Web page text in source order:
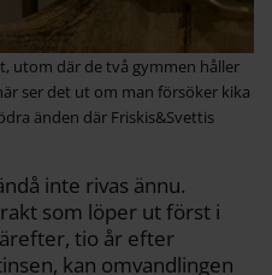
utom där de två gymmen håller
ser det ut om man försöker kika
änden där Friskis&Svettis
inte rivas ännu.
som löper ut först i
tio år efter
kan omvandlingen